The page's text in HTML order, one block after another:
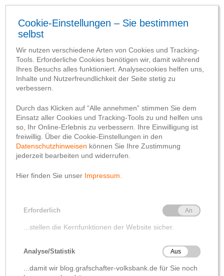
1. gegr. 28.05.1906 - Nordhorn
Unsere
Gründerstandorte
Unser Gründerstandort
Nordhorn: Geschichte
der damaligen
21. Dezember 2022